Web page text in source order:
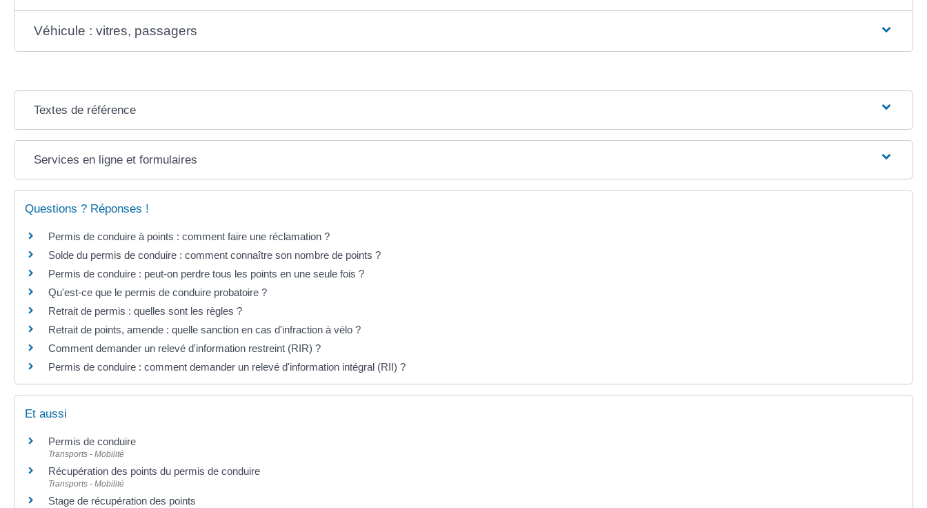
Véhicule : vitres, passagers
Textes de référence
Services en ligne et formulaires
Questions ? Réponses !
Permis de conduire à points : comment faire une réclamation ?
Solde du permis de conduire : comment connaître son nombre de points ?
Permis de conduire : peut-on perdre tous les points en une seule fois ?
Qu'est-ce que le permis de conduire probatoire ?
Retrait de permis : quelles sont les règles ?
Retrait de points, amende : quelle sanction en cas d'infraction à vélo ?
Comment demander un relevé d'information restreint (RIR) ?
Permis de conduire : comment demander un relevé d'information intégral (RII) ?
Et aussi
Permis de conduire
Transports - Mobilité
Récupération des points du permis de conduire
Transports - Mobilité
Stage de récupération des points